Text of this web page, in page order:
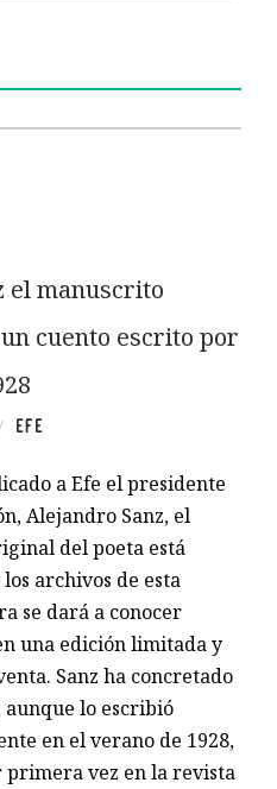
el manuscrito
cuento escrito por
EFE
a Efe el presidente
Alejandro Sanz, el
del poeta está
archivos de esta
se dará a conocer
una edición limitada y
Sanz ha concretado
aunque lo escribió
en el verano de 1928,
primera vez en la revista